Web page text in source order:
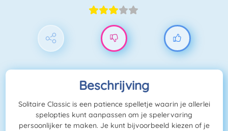
Beschrijving
Solitaire Classic is een patience spelletje waarin je allerlei
spelopties kunt aanpassen om je spelervaring
persoonlijker te maken. Je kunt bijvoorbeeld kiezen of je